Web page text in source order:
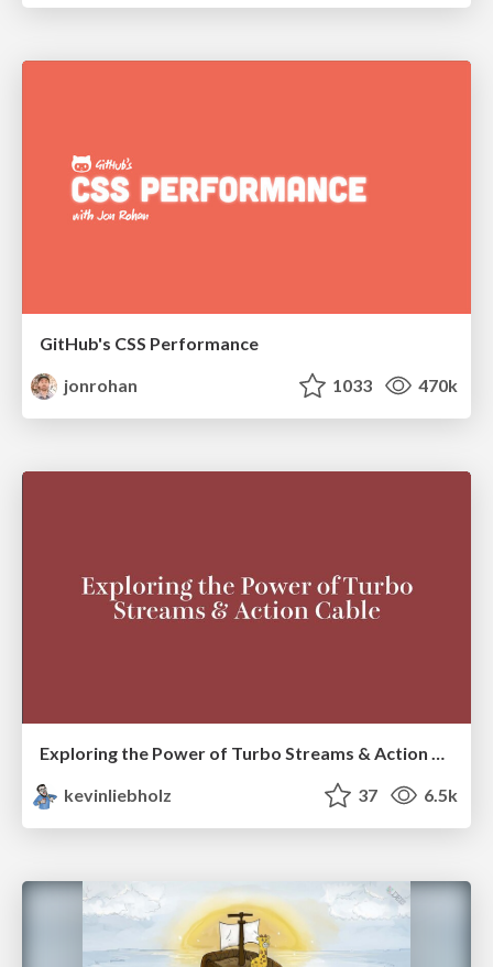
GitHub's CSS Performance
jonrohan
1033 470k
Exploring the Power of Turbo Streams & Action Cable | RailsConf2023
kevinliebholz
37 6.5k